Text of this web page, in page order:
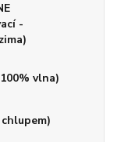
-
vlna)
chlupem)